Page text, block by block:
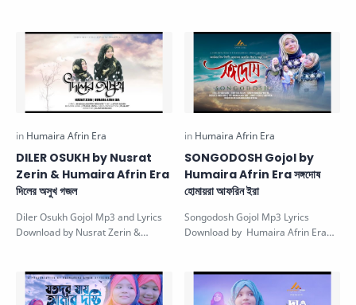
DILER OSUKH by Nusrat
Zerin & Humaira Afrin Era
দিলের অসুখ গজল
Diler Osukh Gojol Mp3 and Lyrics
Download by Nusrat Zerin &
SONGODOSH Gojol by
Humaira Afrin Era সঙ্গদোষ
হোমায়রা আফরিন ইরা
Songodosh Gojol Mp3 Lyrics
Download by Humaira Afrin Era